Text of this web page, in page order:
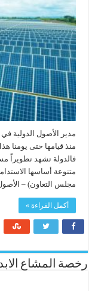
مدير الأصول الدولية في
منذ قيامها حتى يومنا
فالدولة تشهد تطويراً
متنوعة أساسها
مجلس التعاون) –
أكمل القراءة »
رخصة المشاع